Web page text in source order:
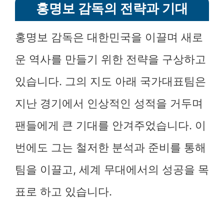
홍명보 감독의 전략과 기대
홍명보 감독은 대한민국을 이끌며 새로
운 역사를 만들기 위한 전략을 구상하고
있습니다. 그의 지도 아래 국가대표팀은
지난 경기에서 인상적인 성적을 거두며
팬들에게 큰 기대를 안겨주었습니다. 이
번에도 그는 철저한 분석과 준비를 통해
팀을 이끌고, 세계 무대에서의 성공을 목
표로 하고 있습니다.